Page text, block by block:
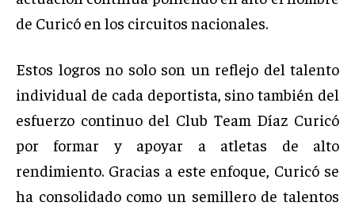
de Curicó en los circuitos nacionales.
Estos logros no solo son un reflejo del talento
individual de cada deportista, sino también del
esfuerzo continuo del Club Team Díaz Curicó
por formar y apoyar a atletas de alto
rendimiento. Gracias a este enfoque, Curicó se
ha consolidado como un semillero de talentos